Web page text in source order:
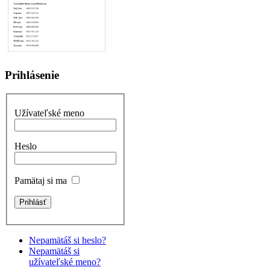
Prihlásenie
Užívateľské meno
Heslo
Pamätaj si ma
Nepamätáš si heslo?
Nepamätáš si
užívateľské meno?